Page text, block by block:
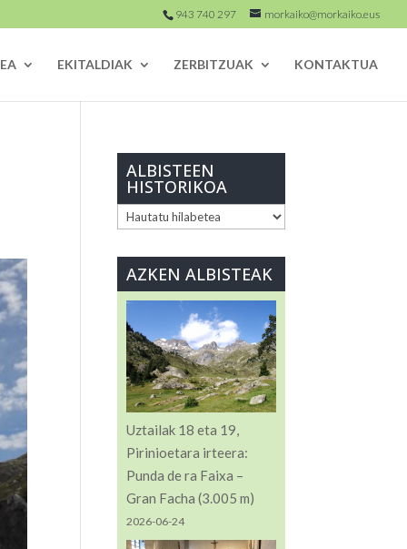
943 740 297 morkaiko@morkaiko.eus
EKITALDIAK ZERBITZUAK KONTAKTUA
ALBISTEEN
HISTORIKOA
ALBISTEEN
AZKEN ALBISTEAK
Uztailak 18 eta 19,
Pirinioetara irteera:
Punda de ra Faixa –
Gran Facha (3.005 m)
2026-06-24